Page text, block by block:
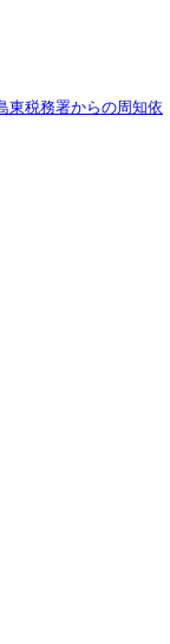
東税務署からの周知依